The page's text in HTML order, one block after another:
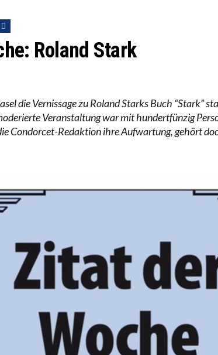
Roland Stark
die Vernissage zu Roland Starks Buch “Stark”
Veranstaltung war mit hundertfünzig
Condorcet-Redaktion ihre Aufwartung, gehört